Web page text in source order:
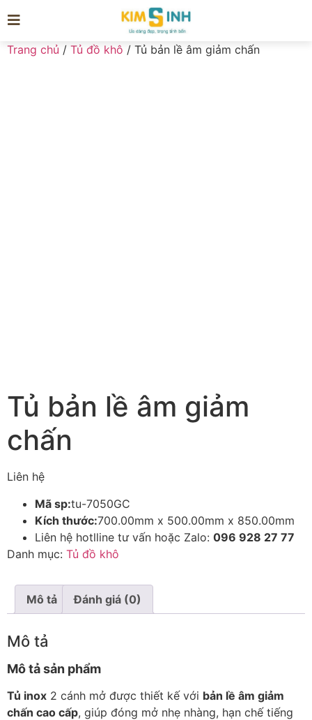
Trang chủ / Tủ đồ khô / Tủ bản lề âm giảm chấn
Tủ bản lề âm giảm
chấn
Liên hệ
Mã sp:tu-7050GC
Kích thước:700.00mm x 500.00mm x 850.00mm
Liên hệ hotlline tư vấn hoặc Zalo: 096 928 27 77
Danh mục: Tủ đồ khô
Mô tả Đánh giá (0)
Mô tả
Mô tả sản phẩm
Tủ inox 2 cánh mở được thiết kế với bản lề âm giảm
chấn cao cấp, giúp đóng mở nhẹ nhàng, hạn chế tiếng